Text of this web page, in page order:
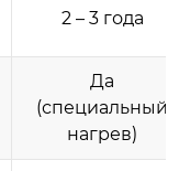
2 – 3 года
Да
(специальный
нагрев)